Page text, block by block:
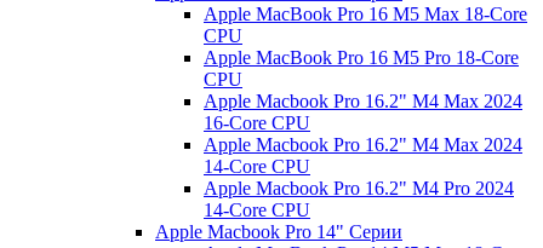
Apple MacBook Pro 16 M5 Max 18-Core
CPU
Apple MacBook Pro 16 M5 Pro 18-Core
CPU
Apple Macbook Pro 16.2" M4 Max 2024
16-Core CPU
Apple Macbook Pro 16.2" M4 Max 2024
14-Core CPU
Apple Macbook Pro 16.2" M4 Pro 2024
14-Core CPU
Apple Macbook Pro 14" Серии